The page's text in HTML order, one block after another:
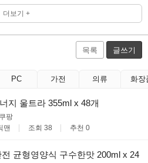
더보기 +
목록 글쓰기
PC 가전 의류 화장
지 울트라 355ml x 48개
쿠팡
맨 조회 38 추천 0
균형영양식 구수한맛 200ml x 24